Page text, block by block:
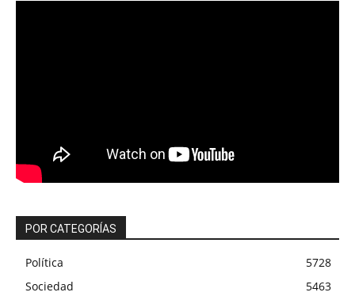
POR CATEGORÍAS
Política
5728
Sociedad
5463